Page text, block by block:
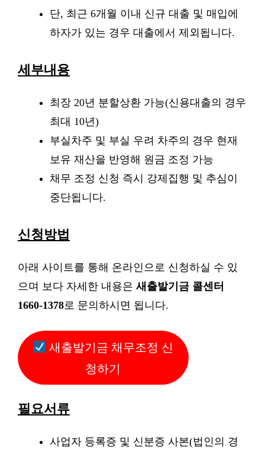
단, 최근 6개월 이내 신규 대출 및 매입에
하자가 있는 경우 대출에서 제외됩니다.
세부내용
최장 20년 분할상환 가능(신용대출의 경우
최대 10년)
부실차주 및 부실 우려 차주의 경우 현재
보유 재산을 반영해 원금 조정 가능
채무 조정 신청 즉시 강제집행 및 추심이
중단됩니다.
신청방법
아래 사이트를 통해 온라인으로 신청하실 수 있
으며 보다 자세한 내용은 새출발기금 콜센터
1660-1378로 문의하시면 됩니다.
새출발기금 채무조정 신
청하기
필요서류
사업자 등록증 및 신분증 사본(법인의 경